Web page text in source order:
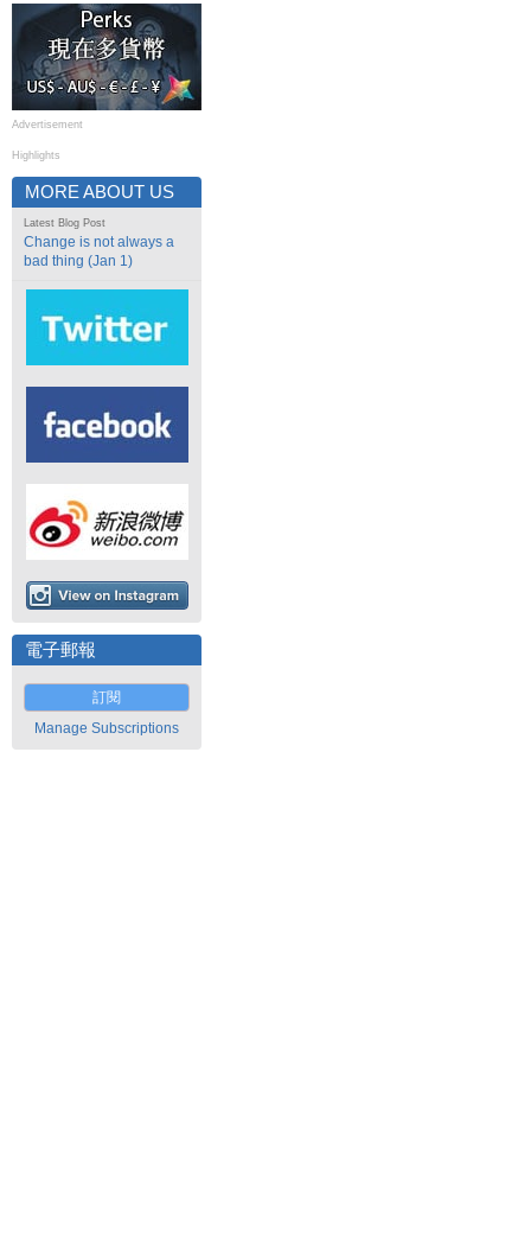
Advertisement
Highlights
MORE ABOUT US
Latest Blog Post
Change is not always a
bad thing (Jan 1)
電子郵報
訂閱
Manage Subscriptions